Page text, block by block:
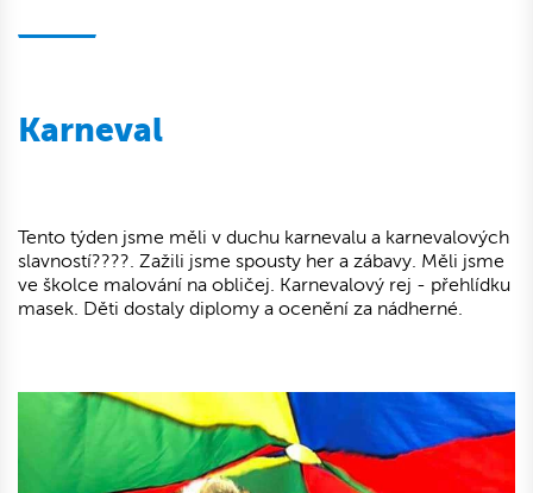
Karneval
Tento týden jsme měli v duchu karnevalu a karnevalových
slavností????. Zažili jsme spousty her a zábavy. Měli jsme
ve školce malování na obličej. Karnevalový rej - přehlídku
masek. Děti dostaly diplomy a ocenění za nádherné.